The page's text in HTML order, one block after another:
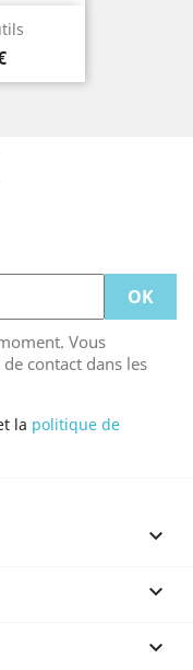
Vous
contact dans les
la politique de


